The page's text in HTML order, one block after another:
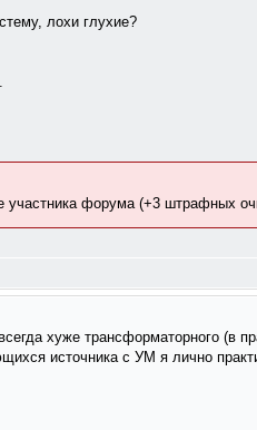
лохи глухие?
участника форума (+3 штрафных
хуже трансформаторного (в
источника с УМ я лично